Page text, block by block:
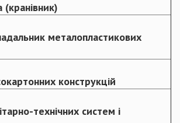
металопластикових
конструкцій
технічних систем і